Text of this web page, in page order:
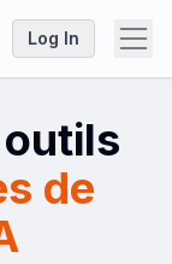
Log In
de